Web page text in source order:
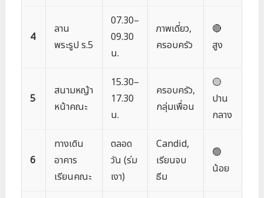
4
ลาน
พระรูป ร.5
07.30–
09.30
น.
ภาพเดี่ยว,
ครอบครัว
🔴
สูง
5
สนามหญ้า
หน้าคณะ
15.30–
17.30
น.
ครอบครัว,
กลุ่มเพื่อน
🟡
ปาน
กลาง
6
ทางเดิน
อาคาร
เรียนคณะ
ตลอด
วัน (ร่ม
เงา)
Candid,
เรียนจบ
ธีม
🟢
น้อย